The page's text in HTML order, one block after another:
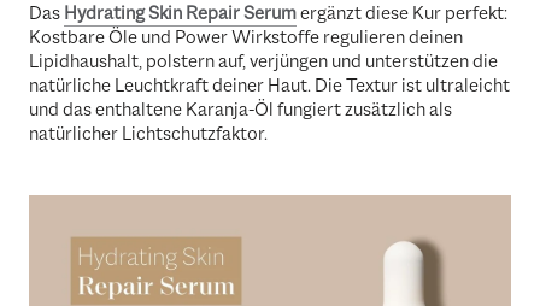
Das Hydrating Skin Repair Serumergänzt diese Kur perfekt:
Kostbare Öle und Power Wirkstoffe regulieren deinen
Lipidhaushalt, polstern auf, verjüngen und unterstützen die
natürliche Leuchtkraft deiner Haut. Die Textur ist ultraleicht
und das enthaltene Karanja-Öl fungiert zusätzlich als
natürlicher Lichtschutzfaktor.